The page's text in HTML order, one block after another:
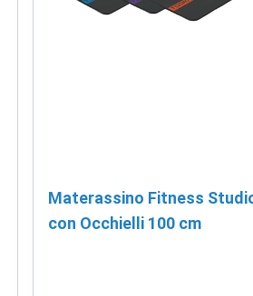
Materassino Fitness
con Occhielli 100 cm